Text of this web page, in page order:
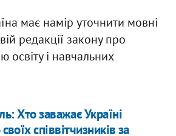
має намір уточнити мовні
редакції закону про
освіту і навчальних
Хто заважає Україні
співвітчизників за